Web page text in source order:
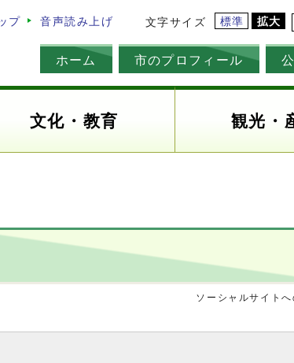
プ 音声読み上げ 文字サイズ 標準 拡大
ホーム 市のプロフィール
文化・教育 観光・
ソーシャルサイト